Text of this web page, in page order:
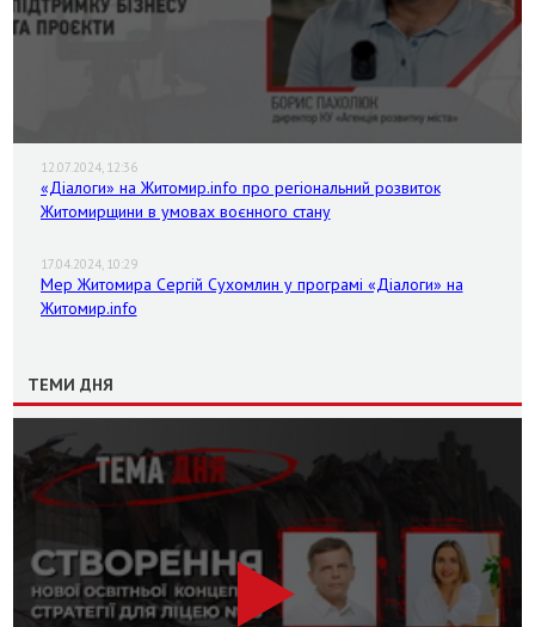
12.07.2024, 12:36
«Діалоги» на Житомир.info про регіональний розвиток
Житомирщини в умовах воєнного стану
17.04.2024, 10:29
Мер Житомира Сергій Сухомлин у програмі «Діалоги» на
Житомир.info
ТЕМИ ДНЯ